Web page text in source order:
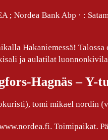
; Nordea Bank Abp · :
Hakaniemessä!
ja aulatilat
Hagnäs – Y-
tomi mikael nordin
Toimipaikat.